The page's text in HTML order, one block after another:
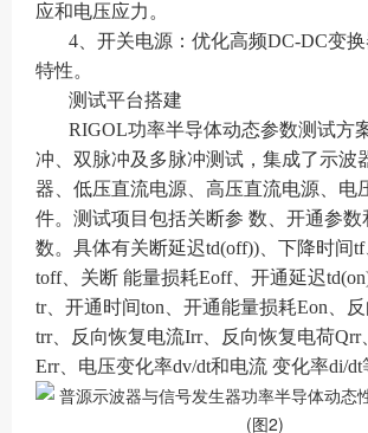
应和电压应力。
4、开关电源：优化高频DC-DC变
特性。
测试平台搭建
RIGOL功率半导体动态参数测试方
冲、双脉冲及多脉冲测试，集成了示波
器、低压直流电源、高压直流电源、电
件。测试项目包括关断参 数、开通参数
数。具体有关断延迟td(off))、下降时间
toff、关断 能量损耗Eoff、开通延迟
tr、开通时间ton、开通能量损耗Eon、
trr、反向恢复电流Irr、反向恢复电荷Qrr
Err、电压变化率dv/dt和电流 变化率di/dt